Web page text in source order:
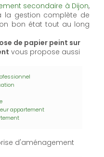
secondaire à Dijon,
la gestion complète de
bon état tout au long
de papier peint sur
vous propose aussi
appartement
d'aménagement